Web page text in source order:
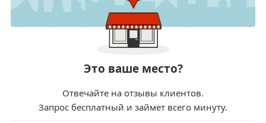
Это ваше место?
Отвечайте на отзывы клиентов.
Запрос бесплатный и займет всего минуту.